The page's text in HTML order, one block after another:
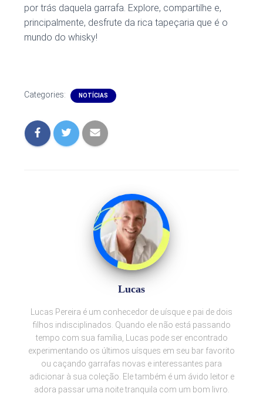
por trás daquela garrafa. Explore, compartilhe e,
principalmente, desfrute da rica tapeçaria que é o
mundo do whisky!
Categories: NOTÍCIAS
Lucas
Lucas Pereira é um conhecedor de uísque e pai de dois
filhos indisciplinados. Quando ele não está passando
tempo com sua família, Lucas pode ser encontrado
experimentando os últimos uísques em seu bar favorito
ou caçando garrafas novas e interessantes para
adicionar à sua coleção. Ele também é um ávido leitor e
adora passar uma noite tranquila com um bom livro.